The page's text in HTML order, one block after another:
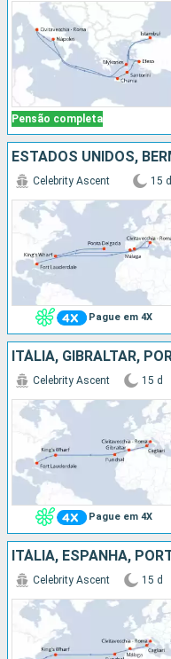
Pensão completa
Pague em 4X
Celebrity Ascent 15 d
Pague em 4X
Celebrity Ascent 15 d
Celebrity Ascent 15 d